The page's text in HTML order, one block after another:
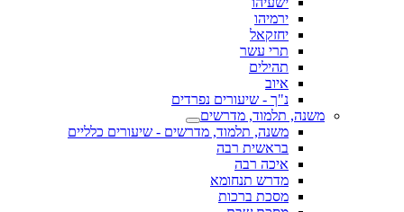
ירמיהו
יחזקאל
תרי עשר
תהילים
איוב
נ"ך - שיעורים נפרדים
משנה, תלמוד, מדרשים
משנה, תלמוד, מדרשים - שיעורים כלליים
בראשית רבה
איכה רבה
מדרש תנחומא
מסכת ברכות